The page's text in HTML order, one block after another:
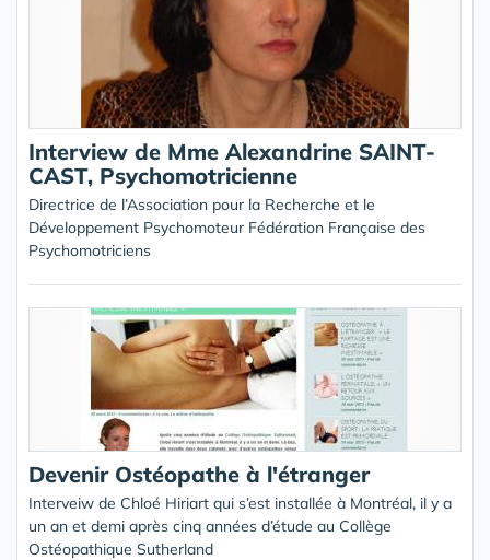
Interview de Mme Alexandrine SAINT-
CAST, Psychomotricienne
Directrice de l’Association pour la Recherche et le
Développement Psychomoteur Fédération Française des
Psychomotriciens
Devenir Ostéopathe à l'étranger
Interveiw de Chloé Hiriart qui s’est installée à Montréal, il y a
un an et demi après cinq années d’étude au Collège
Ostéopathique Sutherland